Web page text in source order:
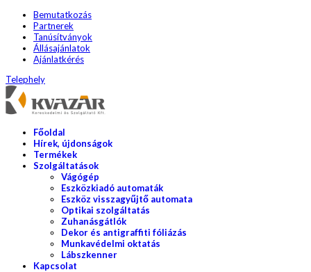
Bemutatkozás
Partnerek
Tanúsítványok
Állásajánlatok
Ajánlatkérés
Telephely
Főoldal
Hírek, újdonságok
Termékek
Szolgáltatások
Vágógép
Eszközkiadó automaták
Eszköz visszagyűjtő automata
Optikai szolgáltatás
Zuhanásgátlók
Dekor és antigraffiti fóliázás
Munkavédelmi oktatás
Lábszkenner
Kapcsolat